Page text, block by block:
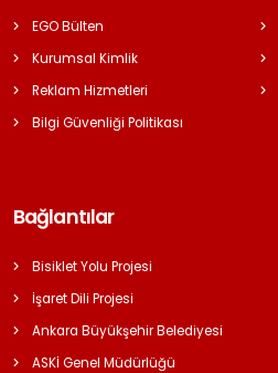
EGO Bülten
Kurumsal Kimlik
Reklam Hizmetleri
Bilgi Güvenliği Politikası
Bağlantılar
Bisiklet Yolu Projesi
İşaret Dili Projesi
Ankara Büyükşehir Belediyesi
ASKİ Genel Müdürlüğü